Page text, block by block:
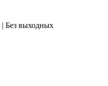
Без выходных